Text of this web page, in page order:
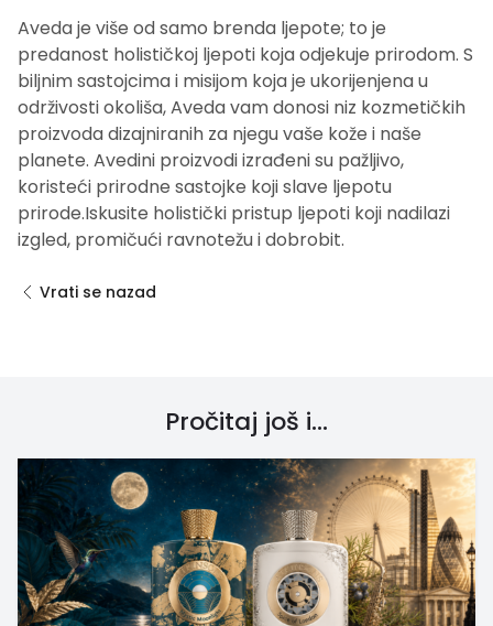
Aveda je više od samo brenda ljepote; to je
predanost holističkoj ljepoti koja odjekuje prirodom. S
biljnim sastojcima i misijom koja je ukorijenjena u
održivosti okoliša, Aveda vam donosi niz kozmetičkih
proizvoda dizajniranih za njegu vaše kože i naše
planete. Avedini proizvodi izrađeni su pažljivo,
koristeći prirodne sastojke koji slave ljepotu
prirode.Iskusite holistički pristup ljepoti koji nadilazi
izgled, promičući ravnotežu i dobrobit.
Vrati se nazad
Pročitaj još i...